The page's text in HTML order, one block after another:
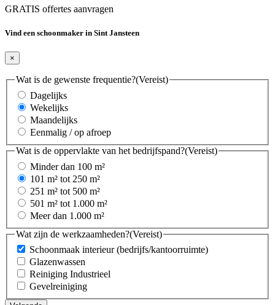
GRATIS offertes aanvragen
Vind een schoonmaker in Sint Jansteen
×
Wat is de gewenste frequentie?(Vereist)
Dagelijks
Wekelijks
Maandelijks
Eenmalig / op afroep
Wat is de oppervlakte van het bedrijfspand?(Vereist)
Minder dan 100 m²
101 m² tot 250 m²
251 m² tot 500 m²
501 m² tot 1.000 m²
Meer dan 1.000 m²
Wat zijn de werkzaamheden?(Vereist)
Schoonmaak interieur (bedrijfs/kantoorruimte)
Glazenwassen
Reiniging Industrieel
Gevelreiniging